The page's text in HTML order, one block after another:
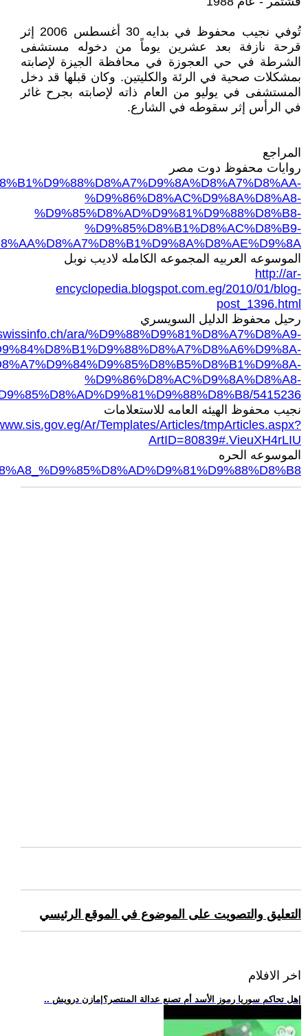
تُوفي نجيب محفوظ في بدايه 30 أغسطس 2006 إثر
قرحة نازفة بعد عشرين يوماً من دخوله مستشفى
الشرطة في حي العجوزة في محافظة الجيزة لإصابته
بمشكلات صحية في الرئة والكليتين. وكان قبلها قد دخل
المستشفى في يوليو من العام ذاته لإصابته بجرح غائر
في الرأس إثر سقوطه في الشارع.
المراجع
روايات محفوظ دوت مصر
%D9%86%D8%AC%D9%8A%D8%A8-
%D9%85%D8%AD%D9%81%D9%88%D8%B8-
%D9%85%D8%B1%D8%AC%D8%B9-
الموسوعه العربيه المجموعه الكامله لاديب نوبل
http://ar-
encyclopedia.blogspot.com.eg/2010/01/blog-
post_1396.html
رحيل محفوظ الدليل السويسري
ara/%D9%88%D9%81%D8%A7%D8%A9-
%D9%86%D8%AC%D9%8A%D8%A8-
5415236
نجيب محفوظ الهيئه العامه للاستعلامات
Ar/Templates/Articles/tmpArticles.aspx?
ArtID=80839#.VieuXH4rLIU
الموسوعه الحره
التعليق والتصويت على الموضوع في الموقع الرئيسي
اخر الافلام